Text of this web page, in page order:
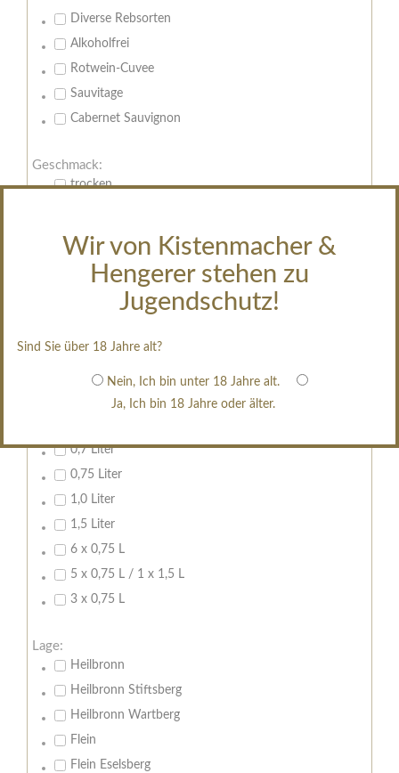
Wir von Kistenmacher &
Hengerer stehen zu
Jugendschutz!
Sind Sie über 18 Jahre alt?
Nein, Ich bin unter 18 Jahre alt.
Ja, Ich bin 18 Jahre oder älter.
Diverse Rebsorten
Alkoholfrei
Rotwein-Cuvee
Sauvitage
Cabernet Sauvignon
Geschmack:
trocken
halbtrocken
edelsüß
erfrischend, nicht zu süß
0,7 Liter
0,75 Liter
1,0 Liter
1,5 Liter
6 x 0,75 L
5 x 0,75 L / 1 x 1,5 L
3 x 0,75 L
Lage:
Heilbronn
Heilbronn Stiftsberg
Heilbronn Wartberg
Flein
Flein Eselsberg